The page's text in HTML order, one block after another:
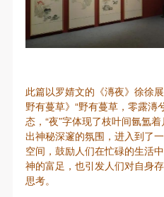
此篇以罗婧文的《漙夜》徐徐
野有蔓草》“野有蔓草，零露漙
态，“夜”字体现了枝叶间氤氲
出神秘深邃的氛围，进入到了
空间，鼓励人们在忙碌的生活
神的富足，也引发人们对自身
思考。
费用。
（1）、本协议未尽事宜，
（2）、本协议自甲乙双方
起生效。
（3）、本协议包括纸质
份，甲乙双方各执一份，
活动参与者意味着接受并承
同意者意味着放弃参加此次
费用。
（1）、本协议未尽事宜，
（2）、本协议自甲乙双方
起生效。
（3）、本协议包括纸质
份，甲乙双方各执一份，
活动参与者意味着接受并承
同意者意味着放弃参加此次
费用。
（1）、本协议未尽事宜，
（2）、本协议自甲乙双方
起生效。
（3）、本协议包括纸质
份，甲乙双方各执一份，
活动参与者意味着接受并承
同意者意味着放弃参加此次